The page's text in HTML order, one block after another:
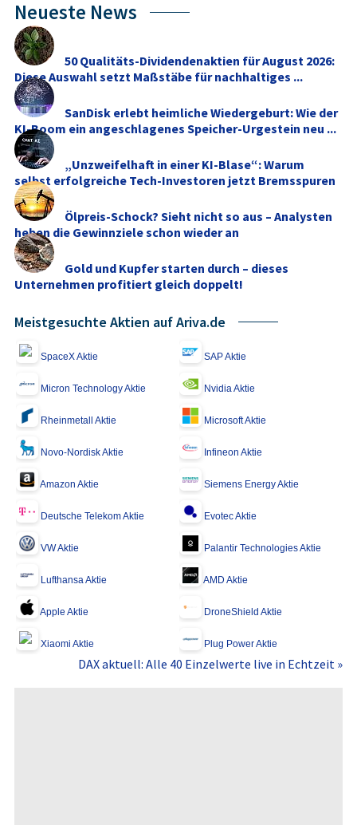
Neueste News
50 Qualitäts-Dividendenaktien für August 2026:
Diese Auswahl setzt Maßstäbe für nachhaltiges ...
SanDisk erlebt heimliche Wiedergeburt: Wie der
KI-Boom ein angeschlagenes Speicher-Urgestein neu ...
„Unzweifelhaft in einer KI-Blase“: Warum
selbst erfolgreiche Tech-Investoren jetzt Bremsspuren
...
Ölpreis-Schock? Sieht nicht so aus – Analysten
heben die Gewinnziele schon wieder an
Gold und Kupfer starten durch – dieses
Unternehmen profitiert gleich doppelt!
Meistgesuchte Aktien auf Ariva.de
SpaceX Aktie SAP Aktie
Micron Technology Aktie Nvidia Aktie
Rheinmetall Aktie Microsoft Aktie
Novo-Nordisk Aktie Infineon Aktie
Amazon Aktie Siemens Energy Aktie
Deutsche Telekom Aktie Evotec Aktie
VW Aktie Palantir Technologies Aktie
Lufthansa Aktie AMD Aktie
Apple Aktie DroneShield Aktie
Xiaomi Aktie Plug Power Aktie
DAX aktuell: Alle 40 Einzelwerte live in Echtzeit »